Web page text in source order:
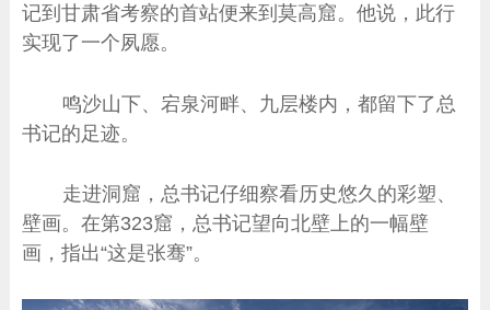
记到甘肃省考察的首站便来到莫高窟。他说，此行
实现了一个夙愿。
鸣沙山下、宕泉河畔、九层楼内，都留下了总
书记的足迹。
走进洞窟，总书记仔细察看历史悠久的彩塑、
壁画。在第323窟，总书记望向北壁上的一幅壁
画，指出“这是张骞”。